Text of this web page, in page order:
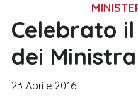
Celebrato il
dei
23 Aprile 2016